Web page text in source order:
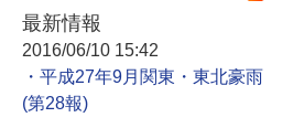
最新情報
2016/06/10 15:42
・平成27年9月関東・東北豪雨